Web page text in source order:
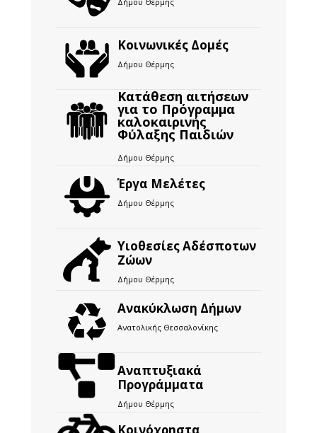
Κοινωνικές Δομές
Δήμου Θέρμης
Κατάθεση αιτήσεων
για το Πρόγραμμα
καλοκαιρινής
Φύλαξης Παιδιών
Δήμου Θέρμης
Έργα Μελέτες
Δήμου Θέρμης
Υιοθεσίες Αδέσποτων
Ζώων
Δήμου Θέρμης
Ανακύκλωση Δήμων
Ανατολικής Θεσσαλονίκης
Αναπτυξιακά
Προγράμματα
Δήμου Θέρμης